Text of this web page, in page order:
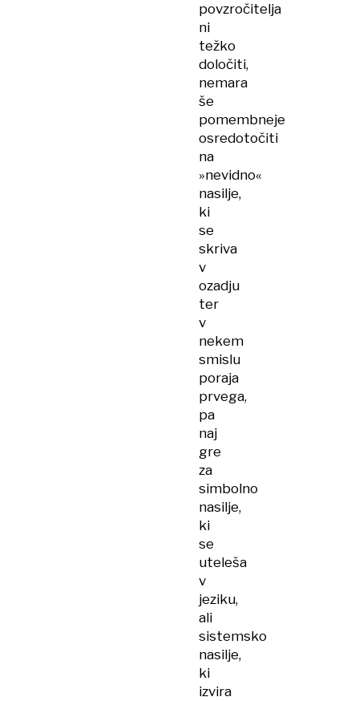
povzročitelja
ni
težko
določiti,
nemara
še
pomembneje
osredotočiti
na
»nevidno«
nasilje,
ki
se
skriva
v
ozadju
ter
v
nekem
smislu
poraja
prvega,
pa
naj
gre
za
simbolno
nasilje,
ki
se
uteleša
v
jeziku,
ali
sistemsko
nasilje,
ki
izvira